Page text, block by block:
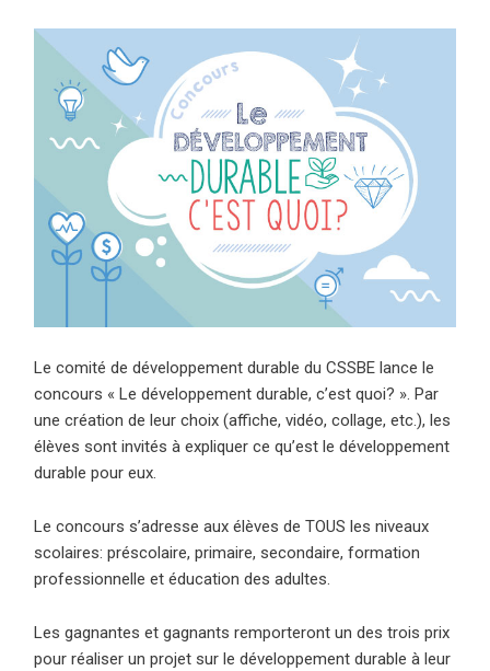
Le comité de développement durable du CSSBE lance le
concours « Le développement durable, c’est quoi? ».Par
une création de leur choix (affiche, vidéo, collage, etc.), les
élèves sont invités à expliquer ce qu’est le développement
durable pour eux.
Le concours s’adresse aux élèves de TOUS les niveaux
scolaires: préscolaire, primaire, secondaire, formation
professionnelle et éducation des adultes.
Les gagnantes et gagnants remporteront un des trois prix
pour réaliser un projet sur le développement durable à leur